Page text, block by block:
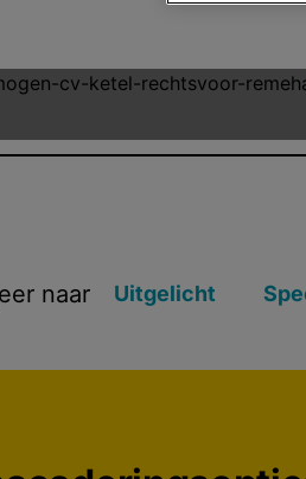
naar Uitgelicht